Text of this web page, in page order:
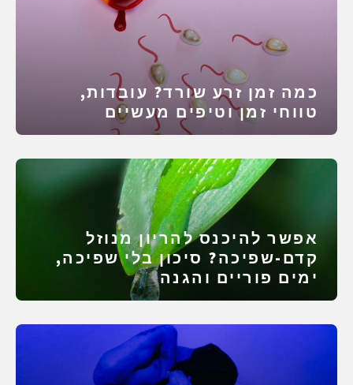
כמה זמן זרע שורד? עובדות,
טווחי זמן וטיפים מעשיים
אפשר להיכנס להריון מנוזל
קדם-שפיכה? סיכון בלי שפיכה,
ימים פוריים והגנה